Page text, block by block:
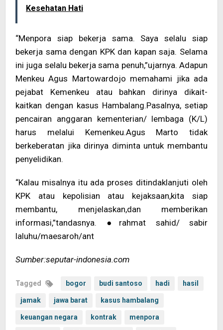
Kesehatan Hati
“Menpora siap bekerja sama. Saya selalu siap
bekerja sama dengan KPK dan kapan saja. Selama
ini juga selalu bekerja sama penuh,”ujarnya. Adapun
Menkeu Agus Martowardojo memahami jika ada
pejabat Kemenkeu atau bahkan dirinya dikait-
kaitkan dengan kasus Hambalang.Pasalnya, setiap
pencairan anggaran kementerian/ lembaga (K/L)
harus melalui Kemenkeu.Agus Marto tidak
berkeberatan jika dirinya diminta untuk membantu
penyelidikan.
“Kalau misalnya itu ada proses ditindaklanjuti oleh
KPK atau kepolisian atau kejaksaan,kita siap
membantu, menjelaskan,dan memberikan
informasi,”tandasnya. ●rahmat sahid/ sabir
laluhu/maesaroh/ant
Sumber:seputar-indonesia.com
Tagged bogor budi santoso hadi hasil
jamak jawa barat kasus hambalang
keuangan negara kontrak menpora